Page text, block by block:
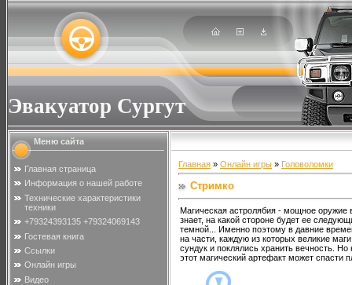
Эвакуатор Сургут
Меню сайта
Главная страница
Информация о нашей работе
Технические характеристики
техники
+79324393135 +79324069143
Гостевая книга
Ссылки
Онлайн игры
Видео
Главная » Онлайн игры » Головоломки
Стримко
Магическая астролябия - мощное оружие
знает, на какой стороне будет ее
темной... Именно поэтому в давние
на части, каждую из которых великие
сундук и поклялись хранить вечность.
этот магический артефакт может спасти